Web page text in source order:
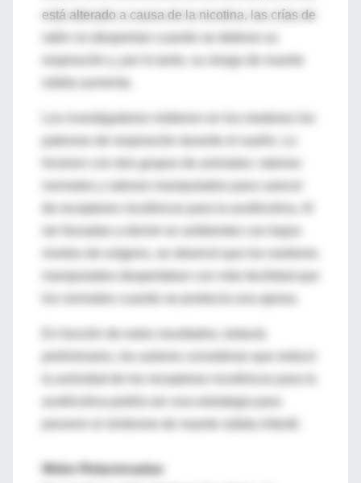
está alterado a causa de la nicotina, las crías de
respiración y, por lo tanto, su riesgo de muerte
Los investigadores midieron en los roedores los
hicieron con dos grupos de animales: ratones
ser forzadas a dormir en ambientes con bajos
niveles de oxígeno, se observó que los roedores
los normales cuando se producía una apnea.
acetilcolina podría ser una estrategia para
Webs Relacionadas